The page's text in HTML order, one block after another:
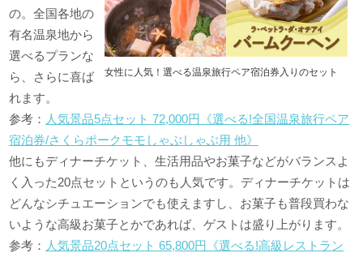
女性に人気！選べる温泉旅行ペア宿泊券入りのセット
の。全国各地の
有名温泉地から
選べるプランな
ら、さらに喜ば
れます。
参考： 人気景品5点セット 72,000円《選べる!全国温泉旅行ペア
宿泊券/さくらポークモモしゃぶしゃぶ用 他》
他にもディナーチケット、生活用品やお菓子などがバランスよ
く入った20点セットというのも人気です。ディナーチケットは
どんなシチュエーションでも使えますし、お菓子も普段買わな
いような高級お菓子とかであれば、ゲストは盛り上がります。
参考： 人気景品20点セット 65,800円《選べる!高級レストラン